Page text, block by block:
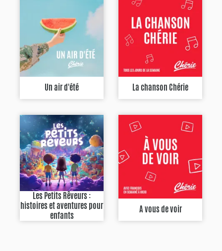
Un air d'été La chanson Chérie
Les Petits Rêveurs :
histoires et aventures pour
enfants
A vous de voir